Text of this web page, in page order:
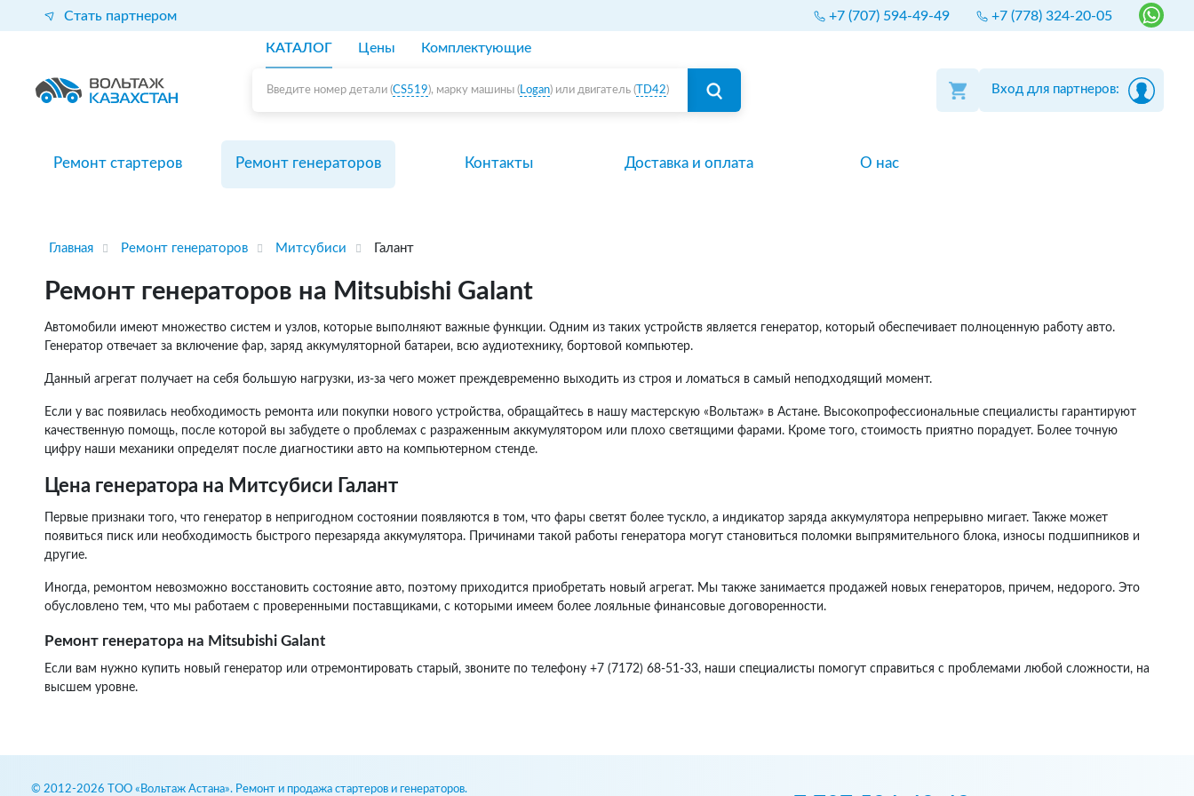
Стать партнером +7 (707) 594-49-49 +7 (778) 324-20-05
КАТАЛОГ Цены Комплектующие
Введите номер детали (CS519), марку машины (Logan) или двигатель ( TD42) Вход для партнеров:
Ремонт стартеров Ремонт генераторов Контакты Доставка и оплата О нас
Главная Ремонт генераторов Митсубиси Галант
Ремонт генераторов на Mitsubishi Galant
Автомобили имеют множество систем и узлов, которые выполняют важные функции. Одним из таких устройств является генератор, который обеспечивает полноценную работу авто.
Генератор отвечает за включение фар, заряд аккумуляторной батареи, всю аудиотехнику, бортовой компьютер.
Данный агрегат получает на себя большую нагрузки, из-за чего может преждевременно выходить из строя и ломаться в самый неподходящий момент.
Если у вас появилась необходимость ремонта или покупки нового устройства, обращайтесь в нашу мастерскую «Вольтаж» в Астане. Высокопрофессиональные специалисты гарантируют
качественную помощь, после которой вы забудете о проблемах с разраженным аккумулятором или плохо светящими фарами. Кроме того, стоимость приятно порадует. Более точную
цифру наши механики определят после диагностики авто на компьютерном стенде.
Цена генератора на Митсубиси Галант
Первые признаки того, что генератор в непригодном состоянии появляются в том, что фары светят более тускло, а индикатор заряда аккумулятора непрерывно мигает. Также может
появиться писк или необходимость быстрого перезаряда аккумулятора. Причинами такой работы генератора могут становиться поломки выпрямительного блока, износы подшипников и
другие.
Иногда, ремонтом невозможно восстановить состояние авто, поэтому приходится приобретать новый агрегат. Мы также занимается продажей новых генераторов, причем, недорого. Это
обусловлено тем, что мы работаем с проверенными поставщиками, с которыми имеем более лояльные финансовые договоренности.
Ремонт генератора на Mitsubishi Galant
Если вам нужно купить новый генератор или отремонтировать старый, звоните по телефону +7 (7172) 68-51-33, наши специалисты помогут справиться с проблемами любой сложности, на
высшем уровне.
© 2012-2026 ТОО «Вольтаж Астана». Ремонт и продажа стартеров и генераторов.